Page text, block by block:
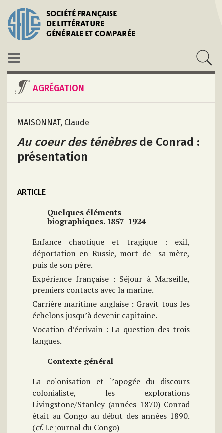
SOCIÉTÉ FRANÇAISE
DE LITTÉRATURE
GÉNÉRALE ET COMPARÉE
AGRÉGATION
MAISONNAT, Claude
Au coeur des ténèbresde Conrad :
présentation
ARTICLE
Quelques éléments
biographiques. 1857-1924
Enfance chaotique et tragique : exil,
déportation en Russie, mort de sa mère,
puis de son père.
Expérience française : Séjour à Marseille,
premiers contacts avec la marine.
Carrière maritime anglaise : Gravit tous les
échelons jusqu’à devenir capitaine.
Vocation d’écrivain : La question des trois
langues.
Contexte général
La colonisation et l’apogée du discours
colonialiste, les explorations
Livingstone/Stanley (années 1870) Conrad
était au Congo au début des années 1890.
(cf. Le journal du Congo)